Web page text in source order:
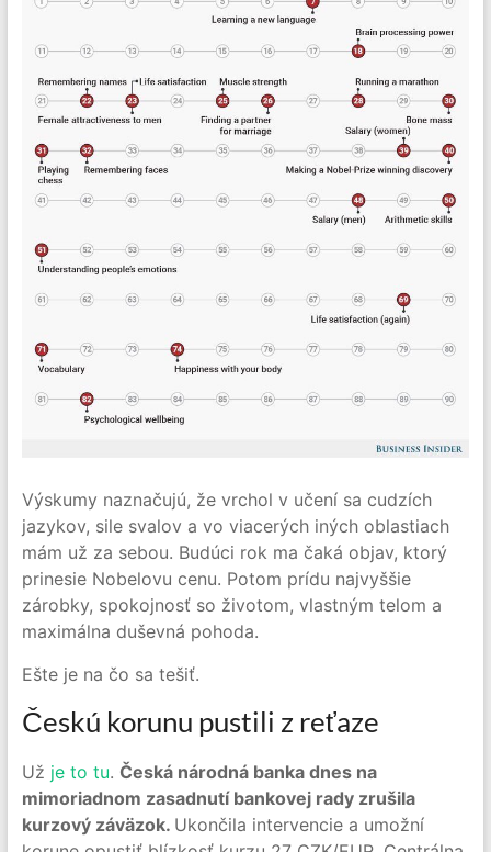
Výskumy naznačujú, že vrchol v učení sa cudzích
jazykov, sile svalov a vo viacerých iných oblastiach
mám už za sebou. Budúci rok ma čaká objav, ktorý
prinesie Nobelovu cenu. Potom prídu najvyššie
zárobky, spokojnosť so životom, vlastným telom a
maximálna duševná pohoda.
Ešte je na čo sa tešiť.
Českú korunu pustili z reťaze
Už je to tu. Česká národná banka dnes na
mimoriadnom zasadnutí bankovej rady zrušila
kurzový záväzok. Ukončila intervencie a umožní